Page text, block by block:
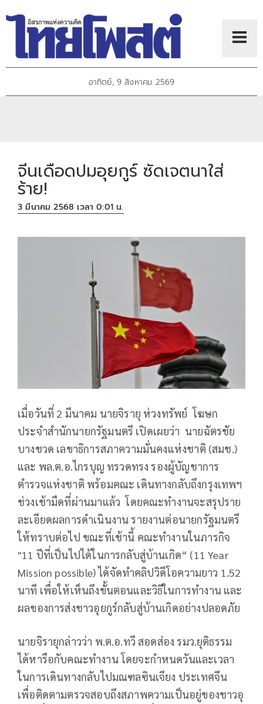
อาทิตย์, 9 สิงหาคม 2569
จีนเดือดปมอุยกูร์ ซัดเจตนาใส่
ร้าย!
3 มีนาคม 2568 เวลา 0:01 น.
เมื่อวันที่ 2 มีนาคม นายจิรายุ ห่วงทรัพย์ โฆษก
ประจำสำนักนายกรัฐมนตรี เปิดเผยว่า นายฉัตรชัย
บางชวด เลขาธิการสภาความมั่นคงแห่งชาติ (สมช.)
และ พล.ต.อ.ไกรบุญ ทรวดทรง รองผู้บัญชาการ
ตำรวจแห่งชาติ พร้อมคณะ เดินทางกลับถึงกรุงเทพฯ
ช่วงเช้ามืดที่ผ่านมาแล้ว โดยคณะทำงานจะสรุปราย
ละเอียดผลการดำเนินงาน รายงานต่อนายกรัฐมนตรี
ให้ทราบต่อไป ขณะที่เช้านี้ คณะทำงานในภารกิจ
"11 ปีที่เป็นไปได้ในการกลับสู่บ้านเกิด“ (11 Year
Mission possible) ได้จัดทำคลิปวิดีโอความยาว 1.52
นาที เพื่อให้เห็นถึงขั้นตอนและวิธีในการทำงาน และ
ผลของการส่งชาวอุยกูร์กลับสู่บ้านเกิดอย่างปลอดภัย
นายจิรายุกล่าวว่า พ.ต.อ.ทวี สอดส่อง รมว.ยุติธรรม
ได้หารือกับคณะทำงาน โดยจะกำหนดวันและเวลา
ในการเดินทางกลับไปมณฑลซินเจียง ประเทศจีน
เพื่อติดตามตรวจสอบถึงสภาพความเป็นอยู่ของชาวอุ